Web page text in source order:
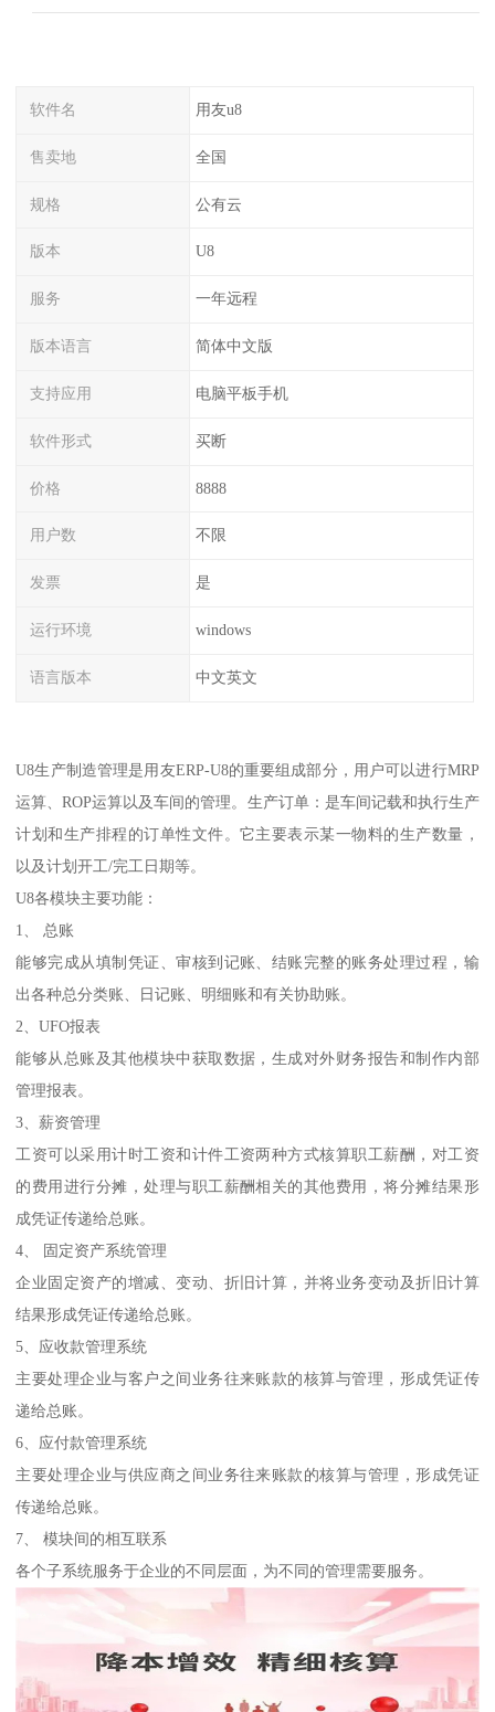
软件名 用友u8
售卖地 全国
规格 公有云
版本 U8
服务 一年远程
版本语言 简体中文版
支持应用 电脑平板手机
软件形式 买断
价格 8888
用户数 不限
发票 是
运行环境 windows
语言版本 中文英文
U8生产制造管理是用友ERP-U8的重要组成部分，用户可以进行MRP
运算、ROP运算以及车间的管理。生产订单：是车间记载和执行生产
计划和生产排程的订单性文件。它主要表示某一物料的生产数量，
以及计划开工/完工日期等。
U8各模块主要功能：
1、 总账
能够完成从填制凭证、审核到记账、结账完整的账务处理过程，输
出各种总分类账、日记账、明细账和有关协助账。
2、UFO报表
能够从总账及其他模块中获取数据，生成对外财务报告和制作内部
管理报表。
3、薪资管理
工资可以采用计时工资和计件工资两种方式核算职工薪酬，对工资
的费用进行分摊，处理与职工薪酬相关的其他费用，将分摊结果形
成凭证传递给总账。
4、 固定资产系统管理
企业固定资产的增减、变动、折旧计算，并将业务变动及折旧计算
结果形成凭证传递给总账。
5、应收款管理系统
主要处理企业与客户之间业务往来账款的核算与管理，形成凭证传
递给总账。
6、应付款管理系统
主要处理企业与供应商之间业务往来账款的核算与管理，形成凭证
传递给总账。
7、 模块间的相互联系
各个子系统服务于企业的不同层面，为不同的管理需要服务。